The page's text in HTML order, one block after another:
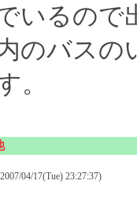
いるので
のバスの
。
04/17(Tue) 23:27:37)